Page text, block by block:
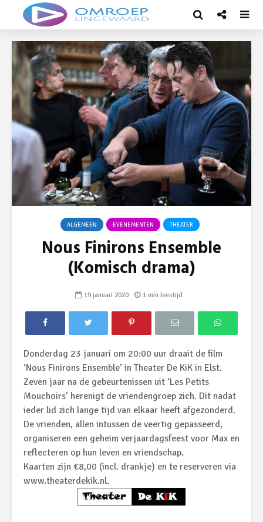
ALGEMEEN EVENEMENTEN THEATER
Nous Finirons Ensemble
(Komisch drama)
19 januari 2020 1 min leestijd
Donderdag 23 januari om 20:00 uur draait de film
‘Nous Finirons Ensemble’ in Theater De KiK in Elst.
Zeven jaar na de gebeurtenissen uit ‘Les Petits
Mouchoirs’ herenigt de vriendengroep zich. Dit nadat
ieder lid zich lange tijd van elkaar heeft afgezonderd.
De vrienden, allen intussen de veertig gepasseerd,
organiseren een geheim verjaardagsfeest voor Max en
reflecteren op hun leven en vriendschap.
Kaarten zijn €8,00 (incl. drankje) en te reserveren via
www.theaterdekik.nl.